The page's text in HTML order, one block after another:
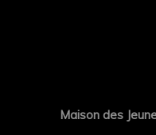
Maison des